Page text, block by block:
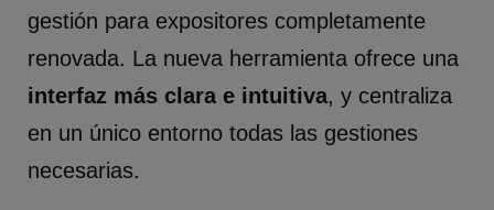
gestión para expositores completamente
renovada. La nueva herramienta ofrece una
interfaz más clara e intuitiva, y centraliza
en un único entorno todas las gestiones
necesarias.